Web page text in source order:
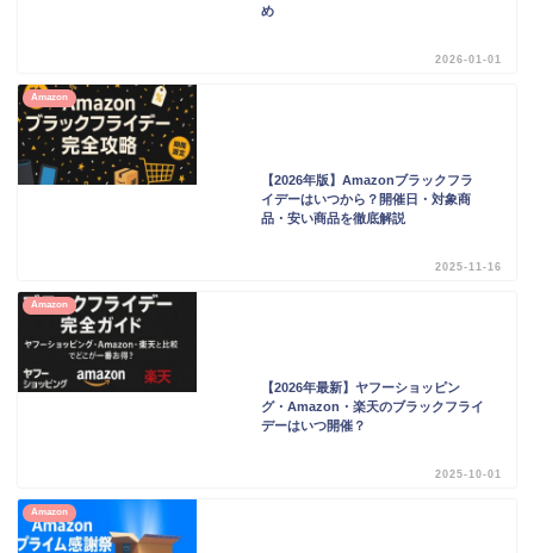
め
2026-01-01
Amazon
【2026年版】Amazonブラックフラ
イデーはいつから？開催日・対象商
品・安い商品を徹底解説
2025-11-16
Amazon
【2026年最新】ヤフーショッピン
グ・Amazon・楽天のブラックフライ
デーはいつ開催？
2025-10-01
Amazon